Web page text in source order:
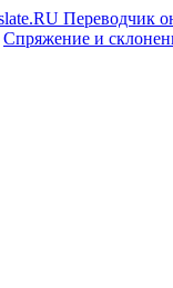
Спряжение и